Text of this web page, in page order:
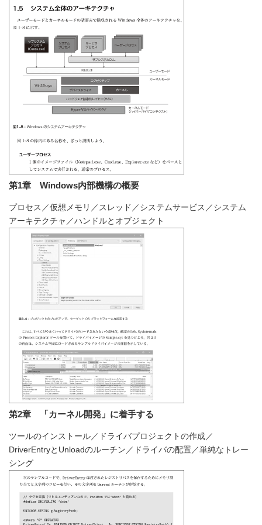
第1章 Windows内部機構の概要
プロセス／仮想メモリ／スレッド／システムサービス／システム
アーキテクチャ／ハンドルとオブジェクト
第2章 「カーネル開発」に着手する
ツールのインストール／ドライバプロジェクトの作成／
DriverEntryとUnloadのルーチン／ドライバの配置／単純なトレー
シング